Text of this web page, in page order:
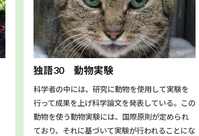
独語30 動物実験
科学者の中には、研究に動物を使用して実験を
行って成果を上げ科学論文を発表している。この
動物を使う動物実験には、国際原則が定められ
ており、それに基づいて実験が行われることにな